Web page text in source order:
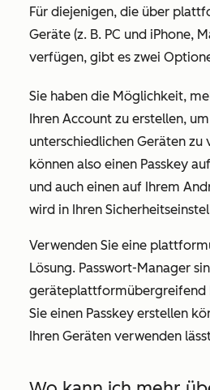
Für diejenigen, die über
Geräte (z. B. PC und iPhone,
verfügen, gibt es zwei
Sie haben die Möglichkeit,
Ihren Account zu erstellen,
unterschiedlichen Geräten zu
können also einen Passkey
und auch einen auf Ihrem
wird in Ihren
Verwenden Sie eine
Lösung. Passwort-Manager
geräteplattformübergreifend
Sie einen Passkey erstellen
Ihren Geräten verwenden